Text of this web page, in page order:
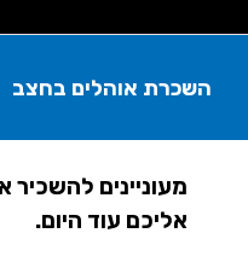
השכרת אוהלים בחצב
מעוניינים
אליכם עוד היום.